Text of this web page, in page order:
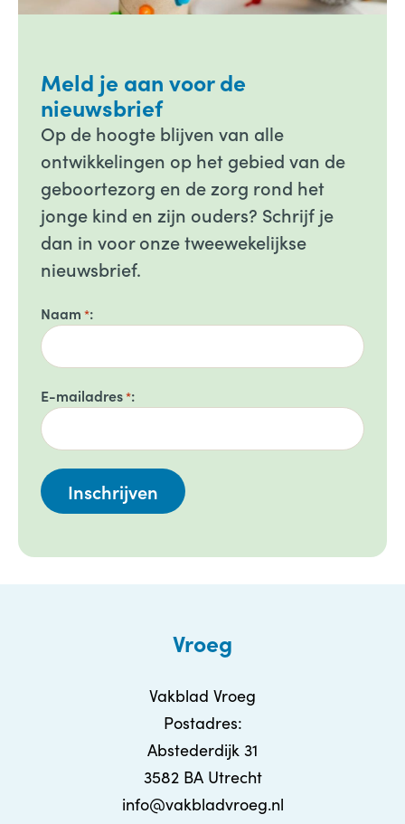
Meld je aan voor de
nieuwsbrief
Op de hoogte blijven van alle
ontwikkelingen op het gebied van de
geboortezorg en de zorg rond het
jonge kind en zijn ouders? Schrijf je
dan in voor onze tweewekelijkse
nieuwsbrief.
Naam *
E-mailadres*
Vroeg
Vakblad Vroeg
Postadres:
Abstederdijk 31
3582 BA Utrecht
info@vakbladvroeg.nl